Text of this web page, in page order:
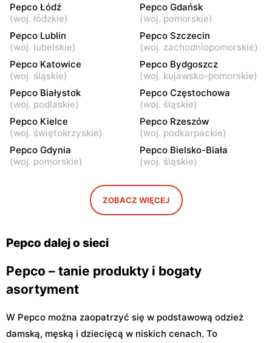
Pepco
Warszawa, ul. Starowiślna
4
Pepco
Warszawa, ul. Łodygowa
24a
Pepco
Warszawa, ul. Przy Agorze
Pepco
Warszawa al. Krakowska 61
Pepco
Warszawa, ul. Bronowska 4
Pepco
Warszawa al.
Rzeczypospolitej 23
Pepco Pepco
Warszawa al. Komisji
Edukacji Narodowej 85
Pepco Łódź
(woj. łódzkie)
Pepco Gdańsk
(woj. pomorskie)
Pepco Lublin
(woj. lubelskie)
Pepco Szczecin
(woj. zachodniopomorskie)
Pepco Katowice
(woj. śląskie)
Pepco Bydgoszcz
(woj. kujawsko-pomorskie)
Pepco Białystok
(woj. podlaskie)
Pepco Częstochowa
(woj. śląskie)
Pepco Kielce
(woj. świętokrzyskie)
Pepco Rzeszów
(woj. podkarpackie)
Pepco Gdynia
(woj. pomorskie)
Pepco Bielsko-Biała
(woj. śląskie)
ZOBACZ WIĘCEJ
Pepco dalej o sieci
Pepco – tanie produkty i bogaty
asortyment
W Pepco można zaopatrzyć się w podstawową odzież
damską, męską i dziecięcą w niskich cenach. To